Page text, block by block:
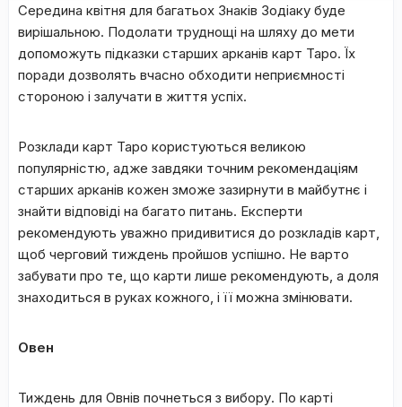
Середина квітня для багатьох Знаків Зодіаку буде
вирішальною. Подолати труднощі на шляху до мети
допоможуть підказки старших арканів карт Таро. Їх
поради дозволять вчасно обходити неприємності
стороною і залучати в життя успіх.
Розклади карт Таро користуються великою
популярністю, адже завдяки точним рекомендаціям
старших арканів кожен зможе зазирнути в майбутнє і
знайти відповіді на багато питань. Експерти
рекомендують уважно придивитися до розкладів карт,
щоб черговий тиждень пройшов успішно. Не варто
забувати про те, що карти лише рекомендують, а доля
знаходиться в руках кожного, і її можна змінювати.
Овен
Тиждень для Овнів почнеться з вибору. По карті